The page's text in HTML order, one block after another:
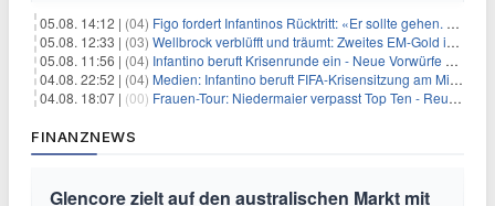
05.08. 14:12 | (04) Figo fordert Infantinos Rücktritt: «Er sollte gehen. Jetzt»
05.08. 12:33 | (03) Wellbrock verblüfft und träumt: Zweites EM-Gold in Paris
05.08. 11:56 | (04) Infantino beruft Krisenrunde ein - Neue Vorwürfe gegen FIFA
04.08. 22:52 | (04) Medien: Infantino beruft FIFA-Krisensitzung am Mittwoch ein
04.08. 18:07 | (00) Frauen-Tour: Niedermaier verpasst Top Ten - Reusser siegt
FINANZNEWS
Glencore zielt auf den australischen Markt mit